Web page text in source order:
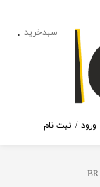
ورود / ثبت نام
۰ سبدخرید